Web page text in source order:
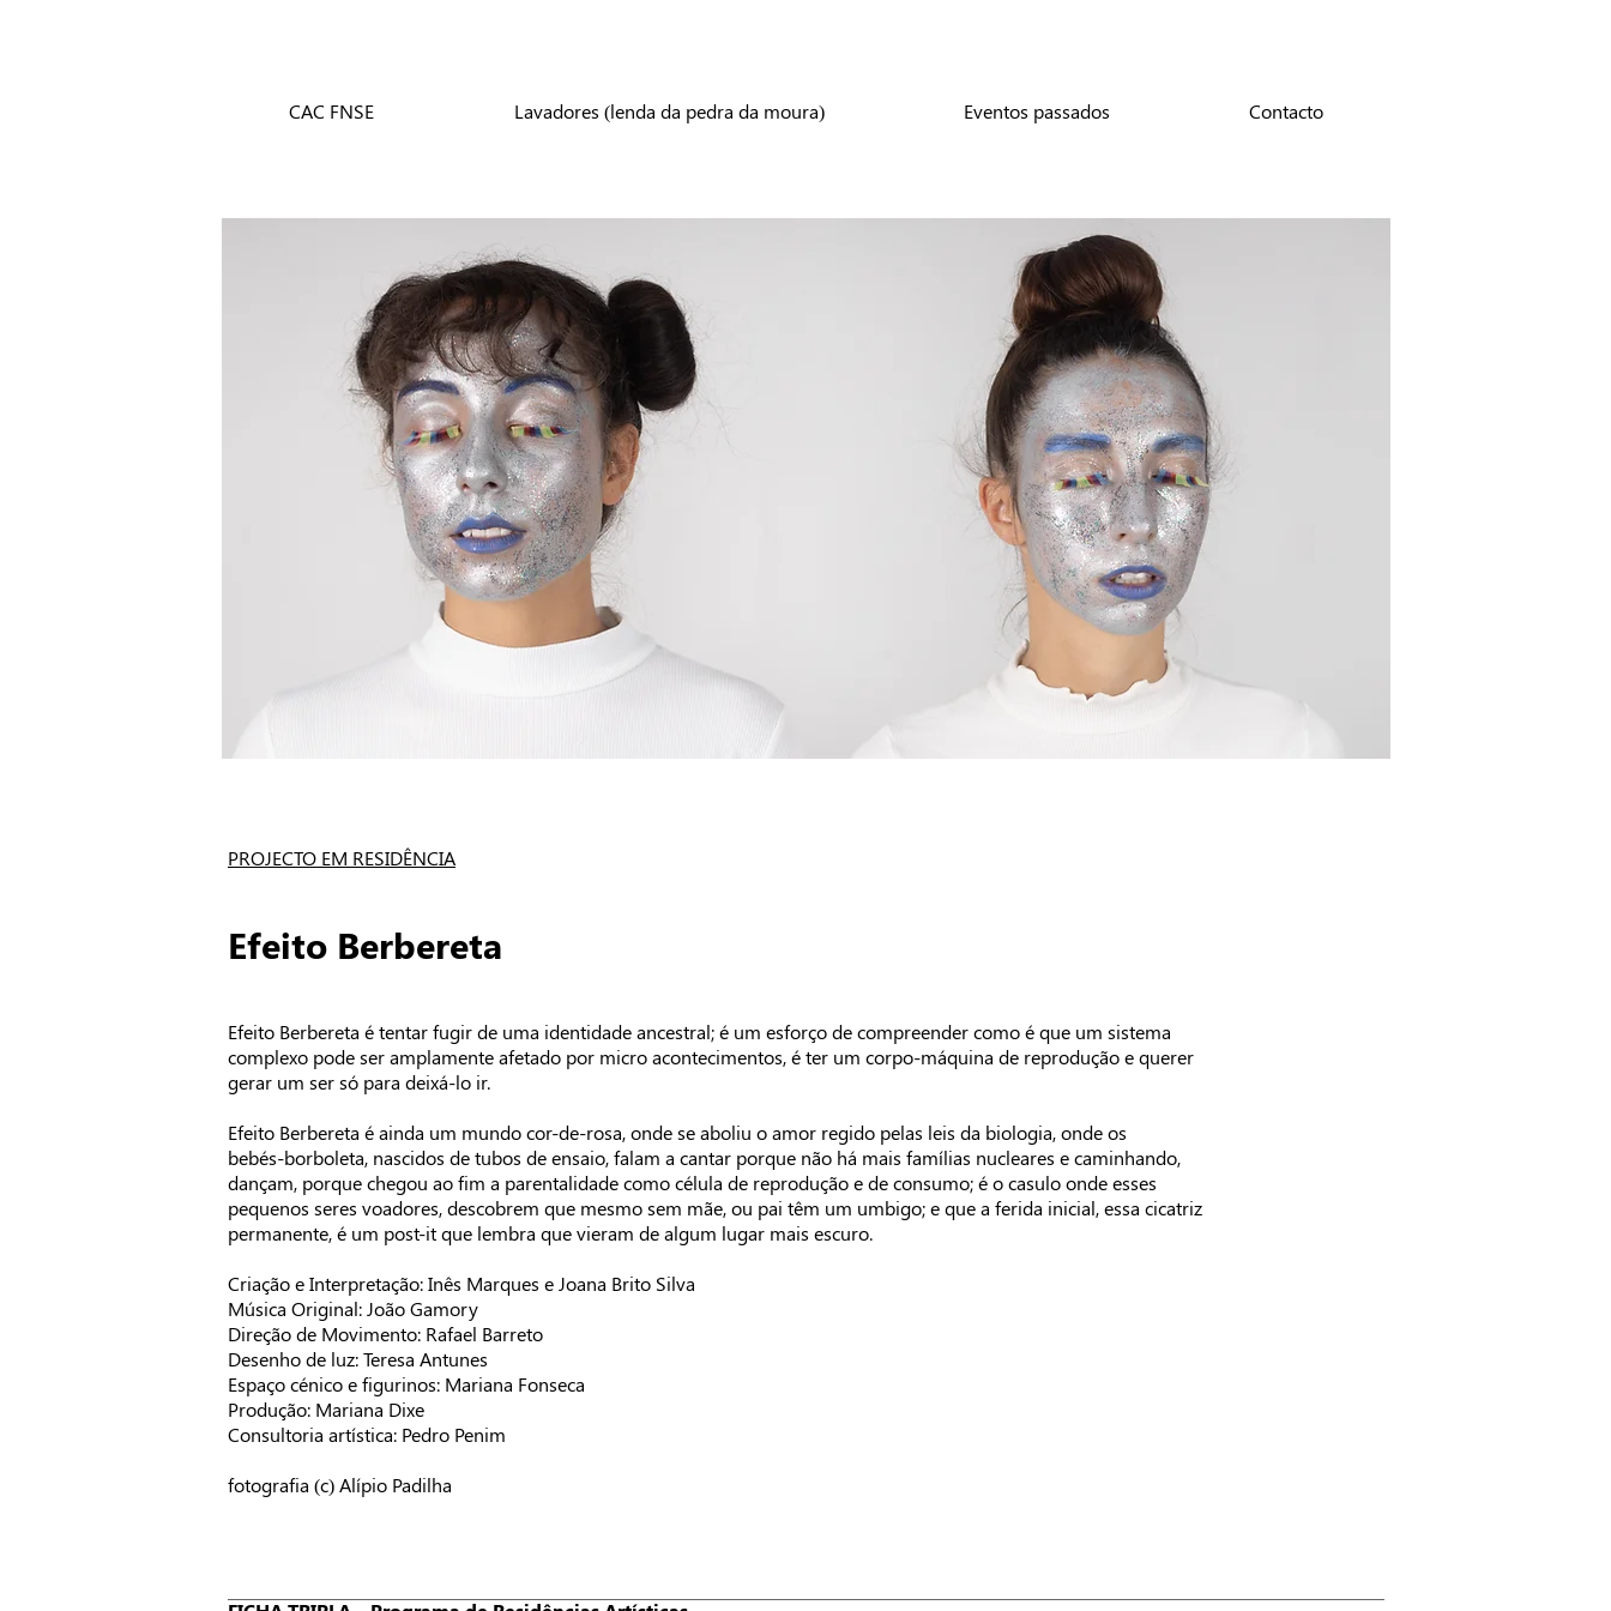
CAC FNSE Lavadores (lenda da pedra da moura) Eventos passados Contacto
PROJECTO EM RESIDÊNCIA
Efeito Berbereta
Efeito Berbereta é tentar fugir de uma identidade ancestral; é um esforço de compreender como é que um sistema
complexo pode ser amplamente afetado por micro acontecimentos, é ter um corpo-máquina de reprodução e querer
gerar um ser só para deixá-lo ir.
Efeito Berbereta é ainda um mundo cor-de-rosa, onde se aboliu o amor regido pelas leis da biologia, onde os
bebés-borboleta, nascidos de tubos de ensaio, falam a cantar porque não há mais famílias nucleares e caminhando,
dançam, porque chegou ao fim a parentalidade como célula de reprodução e de consumo; é o casulo onde esses
pequenos seres voadores, descobrem que mesmo sem mãe, ou pai têm um umbigo; e que a ferida inicial, essa cicatriz
permanente, é um post-it que lembra que vieram de algum lugar mais escuro.
Criação e Interpretação: Inês Marques e Joana Brito Silva
Música Original: João Gamory
Direção de Movimento: Rafael Barreto
Desenho de luz: Teresa Antunes
Espaço cénico e figurinos: Mariana Fonseca
Produção: Mariana Dixe
Consultoria artística: Pedro Penim
fotografia (c) Alípio Padilha